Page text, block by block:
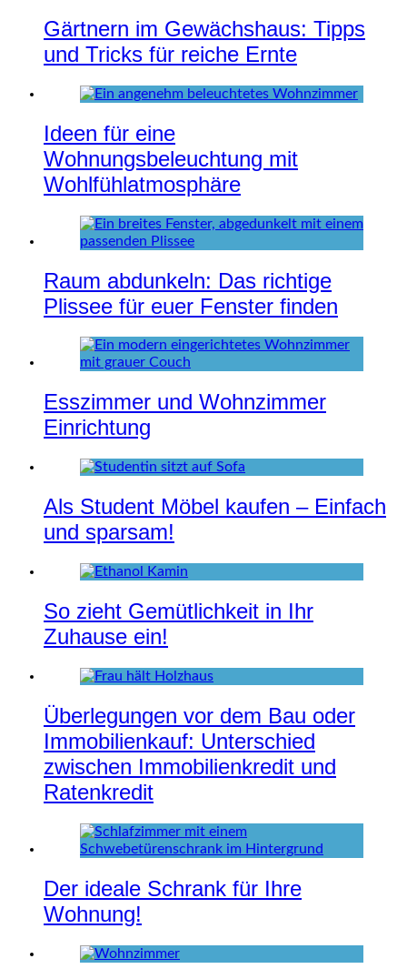
Gärtnern im Gewächshaus: Tipps
und Tricks für reiche Ernte
Ideen für eine
Wohnungsbeleuchtung mit
Wohlfühlatmosphäre
Raum abdunkeln: Das richtige
Plissee für euer Fenster finden
Esszimmer und Wohnzimmer
Einrichtung
Als Student Möbel kaufen – Einfach
und sparsam!
So zieht Gemütlichkeit in Ihr
Zuhause ein!
Überlegungen vor dem Bau oder
Immobilienkauf: Unterschied
zwischen Immobilienkredit und
Ratenkredit
Der ideale Schrank für Ihre
Wohnung!